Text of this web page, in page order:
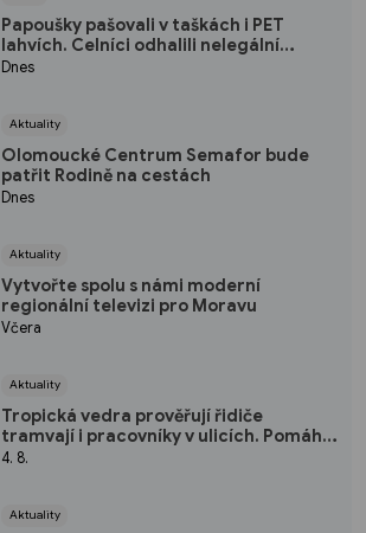
Papoušky pašovali v taškách i PET
lahvích. Celníci odhalili nelegální
obchod
Dnes
Aktuality
Olomoucké Centrum Semafor bude
patřit Rodině na cestách
Dnes
Aktuality
Vytvořte spolu s námi moderní
regionální televizi pro Moravu
Včera
Aktuality
Tropická vedra prověřují řidiče
tramvají i pracovníky v ulicích. Pomáhá
klimatizace i úprava směn
4. 8.
Aktuality